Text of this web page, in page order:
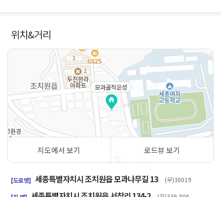
위치&거리
모과골작은성
지도에서 보기 로드뷰 보기
[도로명] 세종특별자치시 조치원읍 모과나무길 13 (우)30019